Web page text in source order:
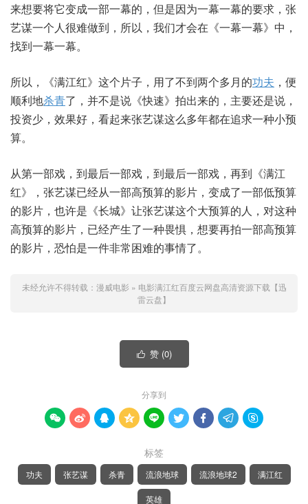
来想要将它变成一部一幕的，但是因为一幕一幕的要求，张
艺谋一个人很难做到，所以，我们才会在《一幕一幕》中，
找到一幕一幕。
所以，《满江红》这个片子，用了不到两个多月的功夫 ，便
顺利地杀青了，并不是说《快速》拍出来的，主要还是说，
投资少，效果好，看起来张艺谋这么多年都在追求一种小预
算。
从第一部戏，到最后一部戏，到最后一部戏，再到《满江
红》，张艺谋已经从一部高预算的影片，变成了一部低预算
的影片，也许是《长城》让张艺谋这个大预算的人，对这种
高预算的影片，已经产生了一种畏惧，想要再拍一部高预算
的影片，恐怕是一件非常困难的事情了。
未经允许不得转载： 漫威电影 » 电影满江红百度云网盘高清资源下载【迅
雷云盘】
 赞 (0)
分享到
        
标签
功夫 张艺谋 杀青 流浪地球 流浪地球2 满江红
英雄